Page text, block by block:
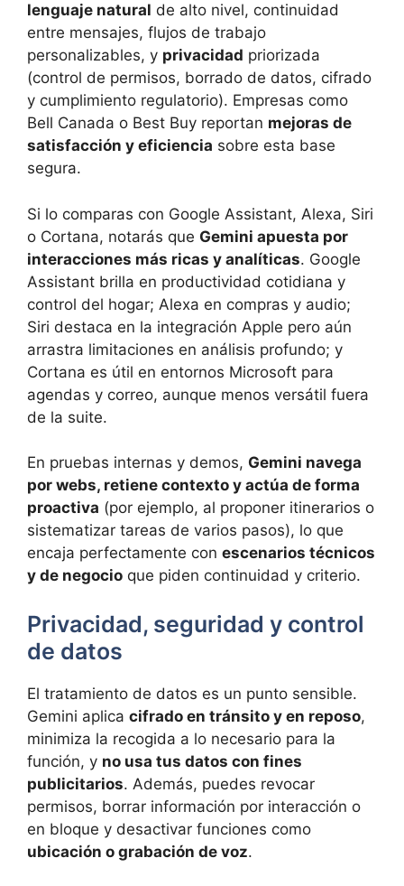
lenguaje natural de alto nivel, continuidad
entre mensajes, flujos de trabajo
personalizables, y privacidad priorizada
(control de permisos, borrado de datos, cifrado
y cumplimiento regulatorio). Empresas como
Bell Canada o Best Buy reportan mejoras de
satisfacción y eficiencia sobre esta base
segura.
Si lo comparas con Google Assistant, Alexa, Siri
o Cortana, notarás que Gemini apuesta por
interacciones más ricas y analíticas. Google
Assistant brilla en productividad cotidiana y
control del hogar; Alexa en compras y audio;
Siri destaca en la integración Apple pero aún
arrastra limitaciones en análisis profundo; y
Cortana es útil en entornos Microsoft para
agendas y correo, aunque menos versátil fuera
de la suite.
En pruebas internas y demos, Gemini navega
por webs, retiene contexto y actúa de forma
proactiva (por ejemplo, al proponer itinerarios o
sistematizar tareas de varios pasos), lo que
encaja perfectamente con escenarios técnicos
y de negocio que piden continuidad y criterio.
Privacidad, seguridad y control
de datos
El tratamiento de datos es un punto sensible.
Gemini aplica cifrado en tránsito y en reposo,
minimiza la recogida a lo necesario para la
función, y no usa tus datos con fines
publicitarios. Además, puedes revocar
permisos, borrar información por interacción o
en bloque y desactivar funciones como
ubicación o grabación de voz.